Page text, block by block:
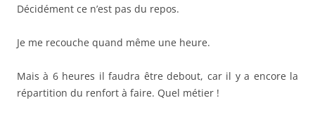
Décidément ce n’est pas du repos.
Je me recouche quand même une heure.
Mais à 6 heures il faudra être debout, car il y a encore la
répartition du renfort à faire. Quel métier !